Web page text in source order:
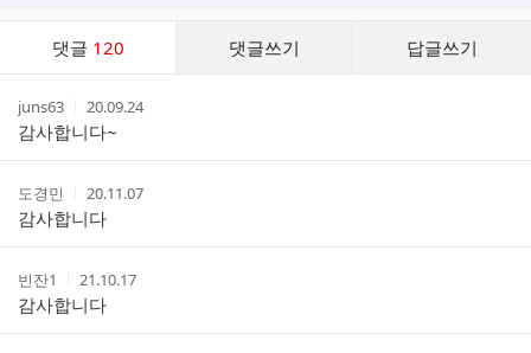
댓글 120 댓글쓰기 답글쓰기
스
작
성
자
juns63
작
성
시
간
20.09.24
감사합니다~
작
성
자
도경민
작
성
시
간
20.11.07
감사합니다
작
성
자
빈잔1
작
성
시
간
21.10.17
감사합니다